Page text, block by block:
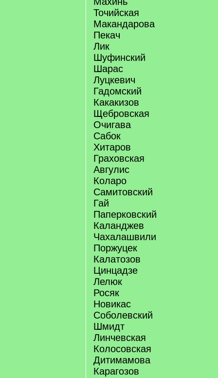
Точийская
Макандарова
Пекач
Лик
Шуфинский
Шарас
Луцкевич
Гадомский
Какакизов
Щебровская
Очигава
Сабок
Хитаров
Граховская
Авгулис
Коларо
Самитовский
Гай
Паперковский
Каланджев
Чахалашвили
Поржуцек
Калатозов
Цинцадзе
Лелюк
Росяк
Новикас
Соболевский
Шмидт
Линчевская
Колосовская
Дитимамова
Карагозов